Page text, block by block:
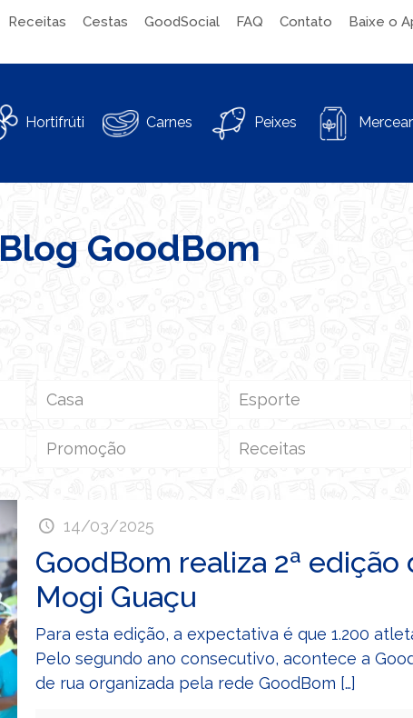
Receitas Cestas GoodSocial FAQ Contato Baixe o
Hortifrúti Carnes Peixes
Blog GoodBom
Casa Esporte
Promoção Receitas
14/03/2025
GoodBom realiza 2ª edição
Mogi Guaçu
Para esta edição, a expectativa é que 1.200
Pelo segundo ano consecutivo, acontece a
de rua organizada pela rede GoodBom […]